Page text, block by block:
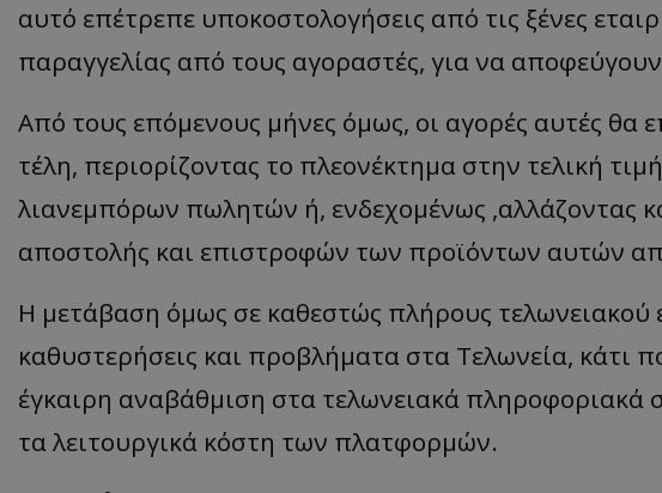
αυτό επέτρεπε υποκοστολογήσεις από τις ξένες
παραγγελίας από τους αγοραστές, για να αποφεύγουν
Από τους επόμενους μήνες όμως, οι αγορές αυτές θα
τέλη, περιορίζοντας το πλεονέκτημα στην τελική
λιανεμπόρων πωλητών ή, ενδεχομένως ,αλλάζοντας
αποστολής και επιστροφών των προϊόντων αυτών από
Η μετάβαση όμως σε καθεστώς πλήρους τελωνειακού
καθυστερήσεις και προβλήματα στα Τελωνεία, κάτι
έγκαιρη αναβάθμιση στα τελωνειακά πληροφοριακά
τα λειτουργικά κόστη των πλατφορμών.